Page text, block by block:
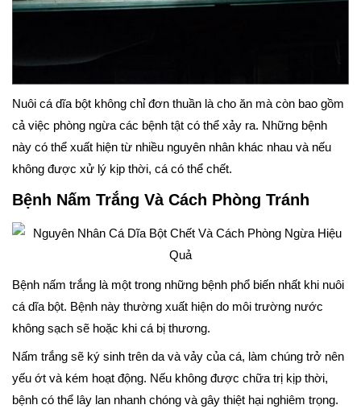
Nuôi cá dĩa bột không chỉ đơn thuần là cho ăn mà còn bao gồm
cả việc phòng ngừa các bệnh tật có thể xảy ra. Những bệnh
này có thể xuất hiện từ nhiều nguyên nhân khác nhau và nếu
không được xử lý kịp thời, cá có thể chết.
Bệnh Nấm Trắng Và Cách Phòng Tránh
Bệnh nấm trắng là một trong những bệnh phổ biến nhất khi nuôi
cá dĩa bột. Bệnh này thường xuất hiện do môi trường nước
không sạch sẽ hoặc khi cá bị thương.
Nấm trắng sẽ ký sinh trên da và vảy của cá, làm chúng trở nên
yếu ớt và kém hoạt động. Nếu không được chữa trị kịp thời,
bệnh có thể lây lan nhanh chóng và gây thiệt hại nghiêm trọng.